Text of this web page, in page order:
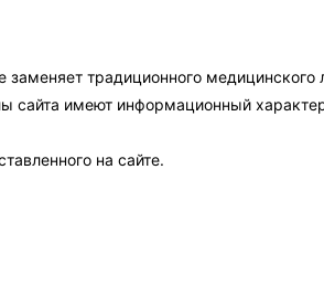
традиционного
сайта имеют информационный
на сайте.